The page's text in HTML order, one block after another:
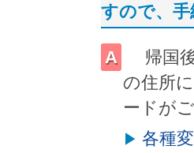
すので、
帰国
の住所
ードが
各種